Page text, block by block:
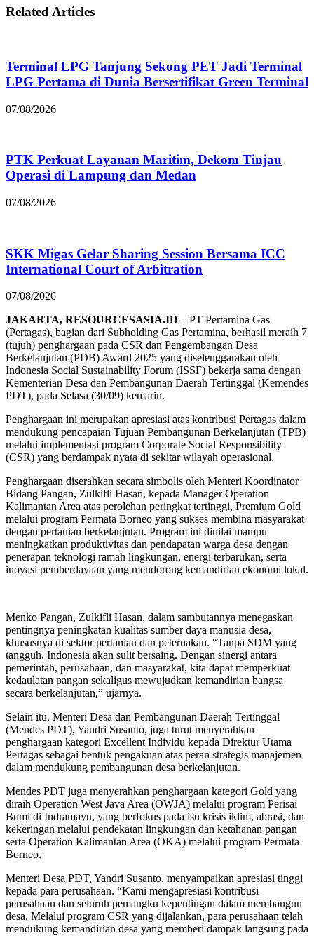
Related Articles
Terminal LPG Tanjung Sekong PET Jadi Terminal
LPG Pertama di Dunia Bersertifikat Green Terminal
07/08/2026
PTK Perkuat Layanan Maritim, Dekom Tinjau
Operasi di Lampung dan Medan
07/08/2026
SKK Migas Gelar Sharing Session Bersama ICC
International Court of Arbitration
07/08/2026
JAKARTA, RESOURCESASIA.ID – PT Pertamina Gas
(Pertagas), bagian dari Subholding Gas Pertamina, berhasil meraih 7
(tujuh) penghargaan pada CSR dan Pengembangan Desa
Berkelanjutan (PDB) Award 2025 yang diselenggarakan oleh
Indonesia Social Sustainability Forum (ISSF) bekerja sama dengan
Kementerian Desa dan Pembangunan Daerah Tertinggal (Kemendes
PDT), pada Selasa (30/09) kemarin.
Penghargaan ini merupakan apresiasi atas kontribusi Pertagas dalam
mendukung pencapaian Tujuan Pembangunan Berkelanjutan (TPB)
melalui implementasi program Corporate Social Responsibility
(CSR) yang berdampak nyata di sekitar wilayah operasional.
Penghargaan diserahkan secara simbolis oleh Menteri Koordinator
Bidang Pangan, Zulkifli Hasan, kepada Manager Operation
Kalimantan Area atas perolehan peringkat tertinggi, Premium Gold
melalui program Permata Borneo yang sukses membina masyarakat
dengan pertanian berkelanjutan. Program ini dinilai mampu
meningkatkan produktivitas dan pendapatan warga desa dengan
penerapan teknologi ramah lingkungan, energi terbarukan, serta
inovasi pemberdayaan yang mendorong kemandirian ekonomi lokal.
Menko Pangan, Zulkifli Hasan, dalam sambutannya menegaskan
pentingnya peningkatan kualitas sumber daya manusia desa,
khususnya di sektor pertanian dan peternakan. “Tanpa SDM yang
tangguh, Indonesia akan sulit bersaing. Dengan sinergi antara
pemerintah, perusahaan, dan masyarakat, kita dapat memperkuat
kedaulatan pangan sekaligus mewujudkan kemandirian bangsa
secara berkelanjutan,” ujarnya.
Selain itu, Menteri Desa dan Pembangunan Daerah Tertinggal
(Mendes PDT), Yandri Susanto, juga turut menyerahkan
penghargaan kategori Excellent Individu kepada Direktur Utama
Pertagas sebagai bentuk pengakuan atas peran strategis manajemen
dalam mendukung pembangunan desa berkelanjutan.
Mendes PDT juga menyerahkan penghargaan kategori Gold yang
diraih Operation West Java Area (OWJA) melalui program Perisai
Bumi di Indramayu, yang berfokus pada isu krisis iklim, abrasi, dan
kekeringan melalui pendekatan lingkungan dan ketahanan pangan
serta Operation Kalimantan Area (OKA) melalui program Permata
Borneo.
Menteri Desa PDT, Yandri Susanto, menyampaikan apresiasi tinggi
kepada para perusahaan. “Kami mengapresiasi kontribusi
perusahaan dan seluruh pemangku kepentingan dalam membangun
desa. Melalui program CSR yang dijalankan, para perusahaan telah
mendukung kemandirian desa yang memberi dampak langsung pada